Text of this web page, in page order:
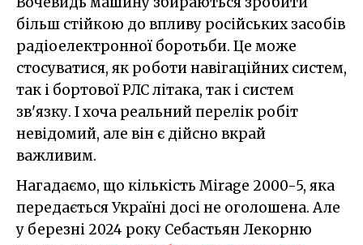
більш стійкою до впливу російських засобів
радіоелектронної боротьби. Це може
стосуватися, як роботи навігаційних систем,
так і бортової РЛС літака, так і систем
зв'язку. І хоча реальний перелік робіт
невідомий, але він є дійсно вкрай
важливим.
Нагадаємо, що кількість Mirage 2000-5, яка
передається Україні досі не оголошена. Але
у березні 2024 року Себастьян Лекорню